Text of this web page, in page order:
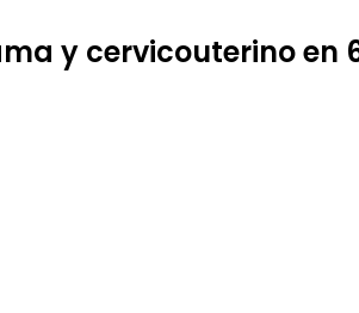
y cervicouterino